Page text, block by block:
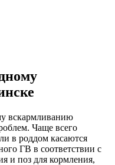
вскармливанию
Чаще всего
в роддом касаются
ГВ в соответствии с
и поз для кормления,